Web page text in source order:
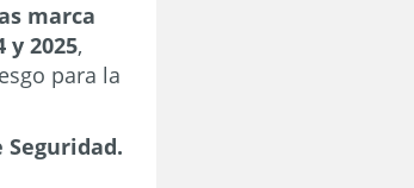
marca
y 2025,
para la